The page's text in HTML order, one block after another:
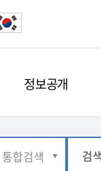
정보공개